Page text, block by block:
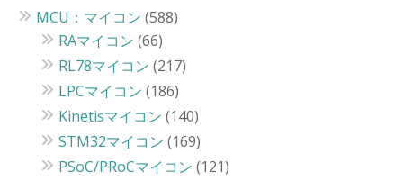
MCU：マイコン (588)
RAマイコン (66)
RL78マイコン (217)
LPCマイコン (186)
Kinetisマイコン (140)
STM32マイコン (169)
PSoC/PRoCマイコン (121)